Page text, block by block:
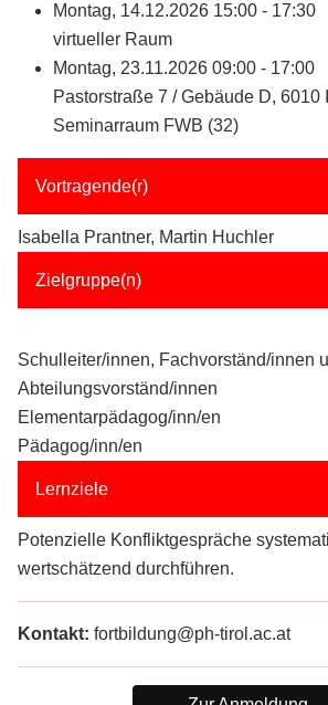
Montag, 14.12.2026 15:00 - 17:30
virtueller Raum
Montag, 23.11.2026 09:00 - 17:00
Pastorstraße 7 / Gebäude D, 6010
Seminarraum FWB (32)
Vortragende(r)
Isabella Prantner, Martin Huchler
Zielgruppe(n)
Schulleiter/innen, Fachvorständ/innen
Abteilungsvorständ/innen
Elementarpädagog/inn/en
Pädagog/inn/en
Lernziele
Potenzielle Konfliktgespräche
wertschätzend durchführen.
Kontakt: fortbildung@ph-tirol.ac.at